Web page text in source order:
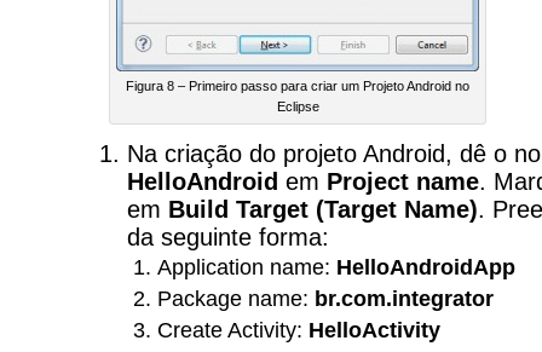
Figura 8 – Primeiro passo para criar um Projeto Android no
Eclipse
Na criação do projeto Android, dê o
HelloAndroid em Project name.
em Build Target (Target Name).
da seguinte forma:
Application name: HelloAndroidApp
Package name: br.com.integrator
Create Activity: HelloActivity